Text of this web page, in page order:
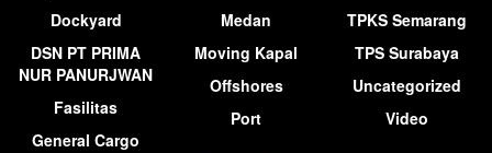
Dockyard
DSN PT PRIMA
NUR PANURJWAN
Fasilitas
General Cargo
Medan
Moving Kapal
Offshores
Port
TPKS Semarang
TPS Surabaya
Uncategorized
Video